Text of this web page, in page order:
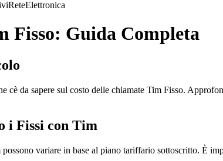
ReteElettronica
Fisso: Guida Completa
cè da sapere sul costo delle chiamate Tim Fisso.
i Fissi con Tim
variare in base al piano tariffario sottoscritto. È